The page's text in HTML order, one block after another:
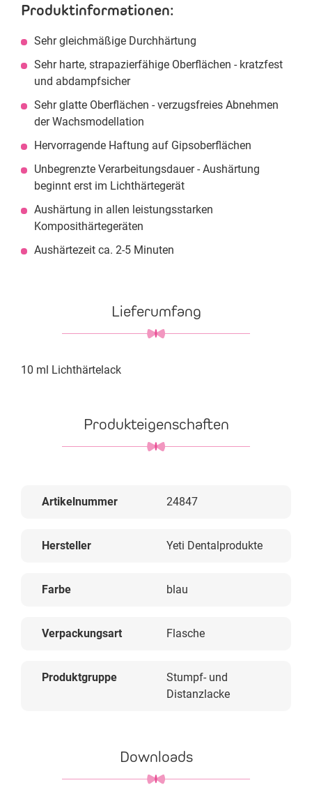
Produktinformationen:
Sehr gleichmäßige Durchhärtung
Sehr harte, strapazierfähige Oberflächen - kratzfest
und abdampfsicher
Sehr glatte Oberflächen - verzugsfreies Abnehmen
der Wachsmodellation
Hervorragende Haftung auf Gipsoberflächen
Unbegrenzte Verarbeitungsdauer - Aushärtung
beginnt erst im Lichthärtegerät
Aushärtung in allen leistungsstarken
Komposithärtegeräten
Aushärtezeit ca. 2-5 Minuten
Lieferumfang
10 ml Lichthärtelack
Produkteigenschaften
Artikelnummer 24847
Hersteller Yeti Dentalprodukte
Farbe blau
Verpackungsart Flasche
Produktgruppe
Stumpf- und
Distanzlacke
Downloads